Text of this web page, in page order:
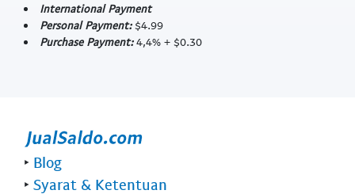
International Payment
Personal Payment:$4.99
Purchase Payment:4,4% + $0.30
‣ Blog
‣ Syarat & Ketentuan